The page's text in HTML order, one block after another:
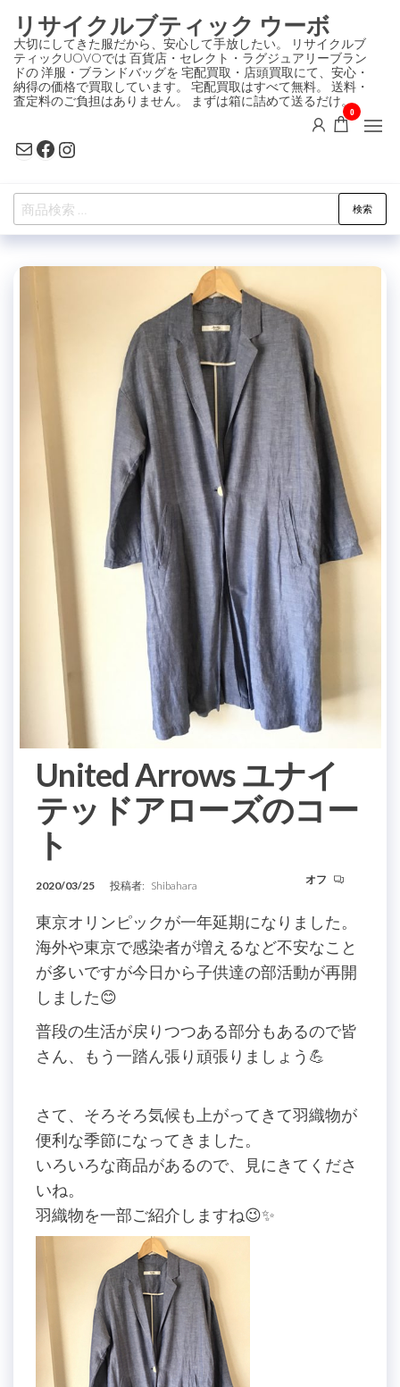
ン
テ
ン
ツ
プ
リサイクルブティック ウーボ
大切にしてきた服だから、安心して手放したい。 リサイクルブ
ティックUOVOでは 百貨店・セレクト・ラグジュアリーブラン
ドの 洋服・ブランドバッグを 宅配買取・店頭買取にて、安心・
納得の価格で買取しています。 宅配買取はすべて無料。 送料・
査定料のご負担はありません。 まずは箱に詰めて送るだけ。
MailFacebook
Instagram
0
検
索
検索
United Arrows ユナイ
テッドアローズのコー
ト
2020/03/25 投稿者: Shibahara オフ
東京オリンピックが一年延期になりました。
海外や東京で感染者が増えるなど不安なこと
が多いですが今日から子供達の部活動が再開
しました😊
普段の生活が戻りつつある部分もあるので皆
さん、もう一踏ん張り頑張りましょう💪
さて、そろそろ気候も上がってきて羽織物が
便利な季節になってきました。
いろいろな商品があるので、見にきてくださ
いね。
羽織物を一部ご紹介しますね😉✨